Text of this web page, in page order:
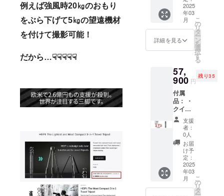
例えば強風時20㎏のおもり
をぶら下げて5㎏の望遠機材
を付けて撮影可能！
だから…☟☟☟☟☟
可能性
もござ
いま
す。
合等に
より、
出荷時
期が遅
れる場
皆様の
ご支援
により
量産効
率が向
上した
場合、
正規販
売価格
が販売
予定価
格より
下がる
可能性
もござ
いま
ていま
す） ・
3×スパ
イク
フィー
ト（内
蔵） ・
棒スパ
ナ ・
キャリ
アケー
ス ※送
料込み
の価格
（国内
配送の
み） ※
デザイ
ン・仕
様は、
変更に
なる可
能性も
2025
年03
月
詳細を見る
こ
の
リ
タ
ー
ン
を
選
択
す
る
57,
900 円
残り35
付属
品： ・
クイッ
クリ
リース
プレー
ト（雲
台に取
り付い
ていま
す） ・
3×スパ
イク
支援
者：
0人
お届
け予
定：
2025
年03
月
こ
の
リ
タ